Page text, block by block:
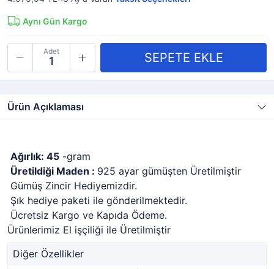
Aynı Gün Kargo
Adet
Ürün Açıklaması
Ağırlık: 45 -gram
Üretildiği Maden : 925 ayar gümüşten Üretilmiştir
Gümüş Zincir Hediyemizdir.
Şık hediye paketi ile gönderilmektedir.
Ücretsiz Kargo ve Kapıda Ödeme.
Ürünlerimiz El işçiliği ile Üretilmiştir
Diğer Özellikler